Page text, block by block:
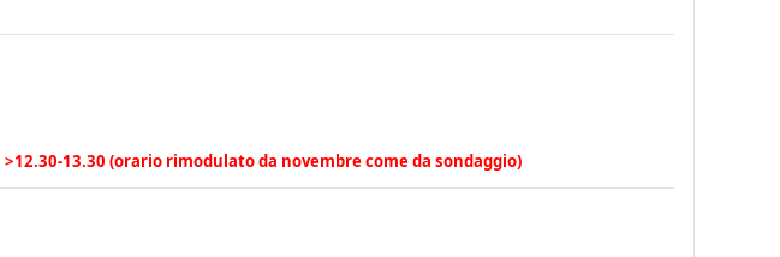
13.30 (orario rimodulato da novembre come da sondaggio)